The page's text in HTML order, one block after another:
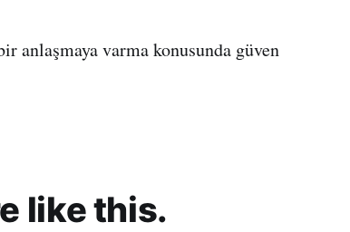
anlaşmaya varma konusunda güven
like this.